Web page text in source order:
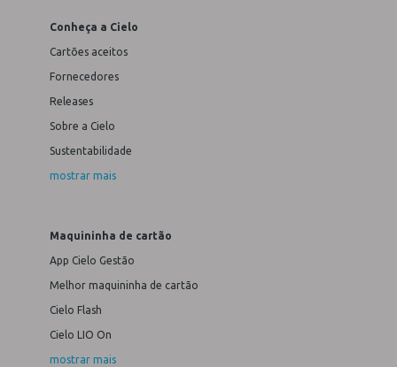
Conheça a Cielo
Cartões aceitos
Fornecedores
Releases
Sobre a Cielo
Sustentabilidade
mostrar mais
Maquininha de cartão
App Cielo Gestão
Melhor maquininha de cartão
Cielo Flash
Cielo LIO On
mostrar mais